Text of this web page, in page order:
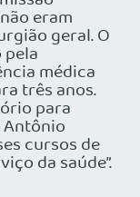
eram
geral. O
médica
três anos.
para
Antônio
cursos de
da saúde”.